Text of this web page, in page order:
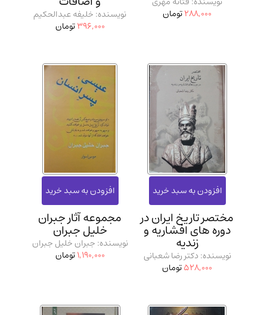
288,000تومان
نویسنده: خلیفه عبدالحکیم
396,000تومان
مختصر تاریخ ایران در
دوره‌ های افشاریه و
زندیه
نویسنده: دکتر رضا شعبانی
528,000تومان
مجموعه آثار جبران
خلیل جبران
نویسنده: جبران خلیل جبران
1,190,000تومان